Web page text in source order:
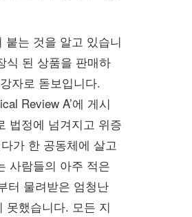
는 것을 알고 있습니
식 된 상품을 판매하
자로 돋보입니다.
Review A’에 게시
법정에 넘겨지고 위증
가 한 공동체에 살고
사람들의 아주 적은
터 물려받은 엄청난
못했습니다. 모든 지